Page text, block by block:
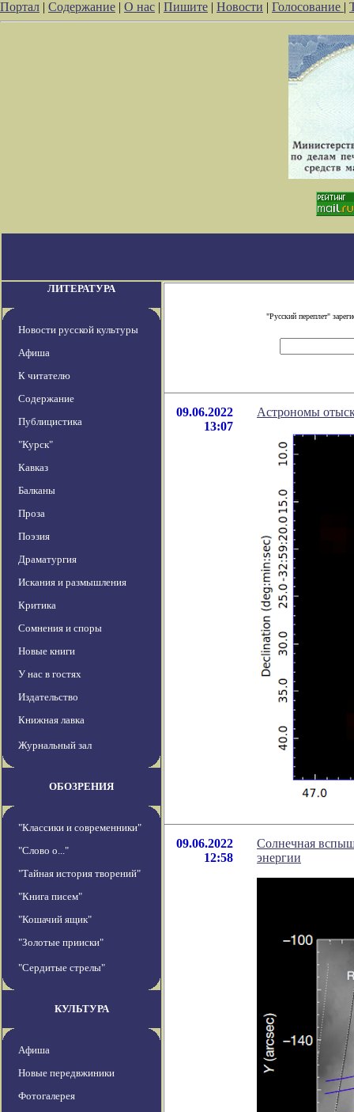
Портал | Содержание | О нас | Пишите | Новости | Голосование |
ЛИТЕРАТУРА
Новости русской культуры
Афиша
К читателю
Содержание
Публицистика
"Курск"
Кавказ
Балканы
Проза
Поэзия
Драматургия
Искания и размышления
Критика
Сомнения и споры
Новые книги
У нас в гостях
Издательство
Книжная лавка
Журнальный зал
ОБОЗРЕНИЯ
"Классики и современники"
"Слово о..."
"Тайная история творений"
"Книга писем"
"Кошачий ящик"
"Золотые прииски"
"Сердитые стрелы"
КУЛЬТУРА
Афиша
Новые передвжиники
Фотогалерея
"Русский переплет"
09.06.2022
13:07
Астрономы
09.06.2022
12:58
Солнечная
энергии